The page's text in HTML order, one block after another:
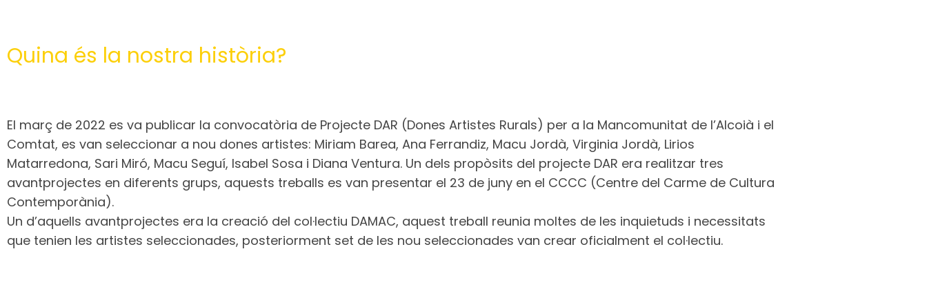
Quina és la nostra història?
El març de 2022 es va publicar la convocatòria de Projecte DAR (Dones Artistes Rurals) per a la Mancomunitat de l’Alcoià i el
Comtat, es van seleccionar a nou dones artistes: Miriam Barea, Ana Ferrandiz, Macu Jordà, Virginia Jordà, Lirios
Matarredona, Sari Miró, Macu Seguí, Isabel Sosa i Diana Ventura. Un dels propòsits del projecte DAR era realitzar tres
avantprojectes en diferents grups, aquests treballs es van presentar el 23 de juny en el CCCC (Centre del Carme de Cultura
Contemporània).
Un d’aquells avantprojectes era la creació del col·lectiu DAMAC, aquest treball reunia moltes de les inquietuds i necessitats
que tenien les artistes seleccionades, posteriorment set de les nou seleccionades van crear oficialment el col·lectiu.